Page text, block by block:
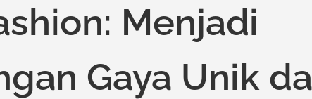
Menjadi
Gaya Unik